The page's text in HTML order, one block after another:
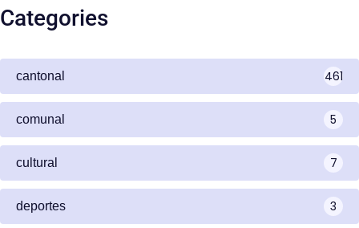
Categories
cantonal 461
comunal 5
cultural 7
deportes 3